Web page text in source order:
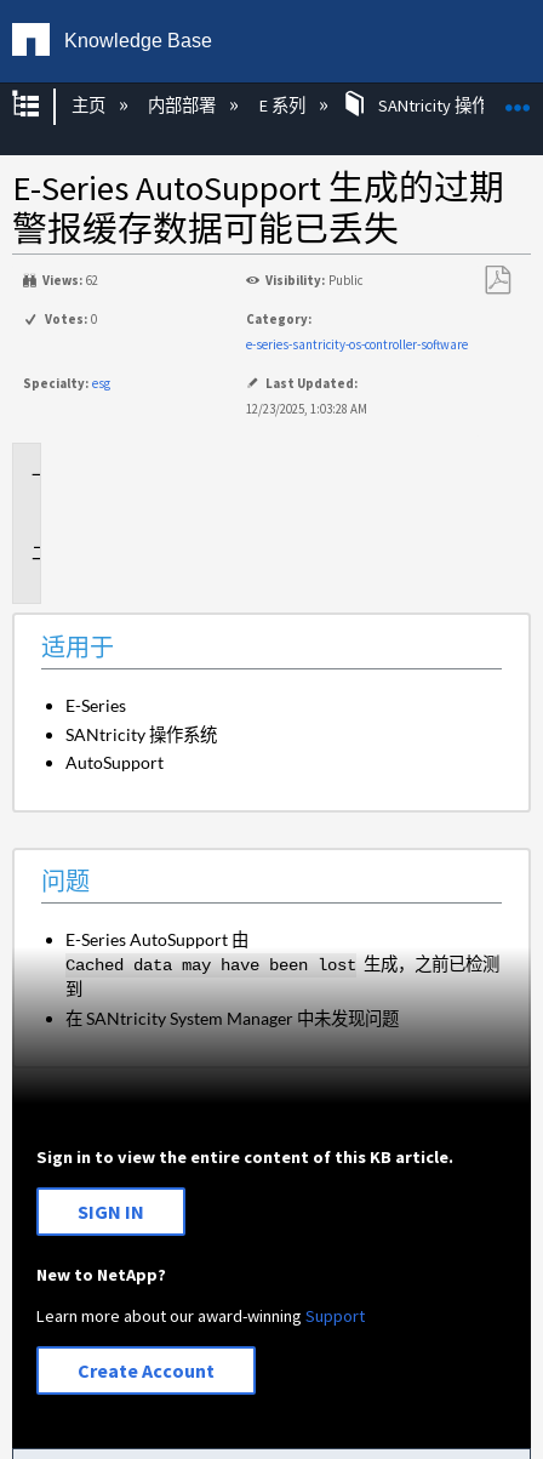
Knowledge Base
扩展/隐缩全局层次
主页 内部部署 E 系列 SANtricity 操作系统
E-Series AutoSupport 生成的过期
警报缓存数据可能已丢失
Views: 62 Visibility: Public
Votes: 0
Category:
e-series-santricity-os-controller-software
Specialty: esg
Last Updated:
12/23/2025, 1:03:28 AM
适用于
E-Series
SANtricity 操作系统
AutoSupport
问题
E-Series AutoSupport 由
Cached data may have been lost 生成，之前已检测
到
在 SANtricity System Manager 中未发现问题
Sign in to view the entire content of this KB article.
SIGN IN
New to NetApp?
Learn more about our award-winningSupport
Create Account